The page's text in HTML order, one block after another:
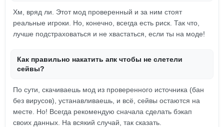
Хм, вряд ли. Этот мод проверенный и за ним стоят
реальные игроки. Но, конечно, всегда есть риск. Так что,
лучше подстраховаться и не хвастаться, если ты на моде!
Как правильно накатить апк чтобы не слетели
сейвы?
По сути, скачиваешь мод из проверенного источника (бан
без вирусов), устанавливаешь, и всё, сейвы остаются на
месте. Но! Всегда рекомендую сначала сделать бэкап
своих данных. На всякий случай, так сказать.